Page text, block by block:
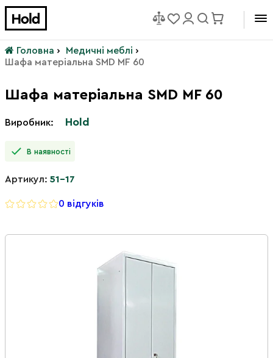
Головна › Медичні меблі ›
Шафа матеріальна SMD MF 60
Шафа матеріальна SMD MF 60
Виробник: Hold
В наявності
Артикул: 51-17
0 відгуків